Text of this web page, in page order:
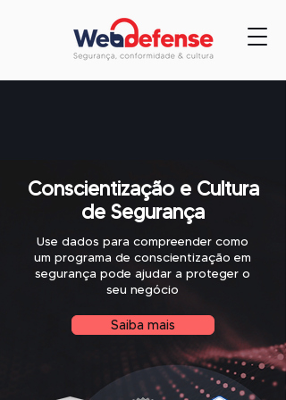
Conscientização e Cultura
de Segurança
Use dados para compreender como
um programa de conscientização em
segurança pode ajudar a proteger o
seu negócio
Saiba mais